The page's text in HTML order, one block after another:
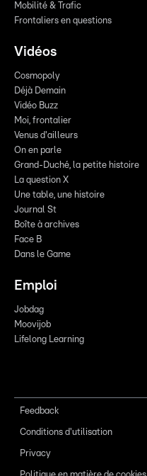
Mobilité & Trafic
Frontaliers en questions
Vidéos
Cosmopoly
Déjà Demain
Vidéo Buzz
Moi, frontalier
Venus d'ailleurs
On en parle
Grand-Duché, la petite histoire
La question X
Une table, une histoire
Journal St
Boîte à archives
Face B
Dans le Game
Emploi
Jobdag
Moovijob
Lifelong Learning
Feedback
Conditions d'utilisation
Privacy